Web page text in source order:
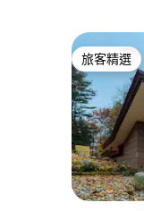
旅客精選
旅客精選